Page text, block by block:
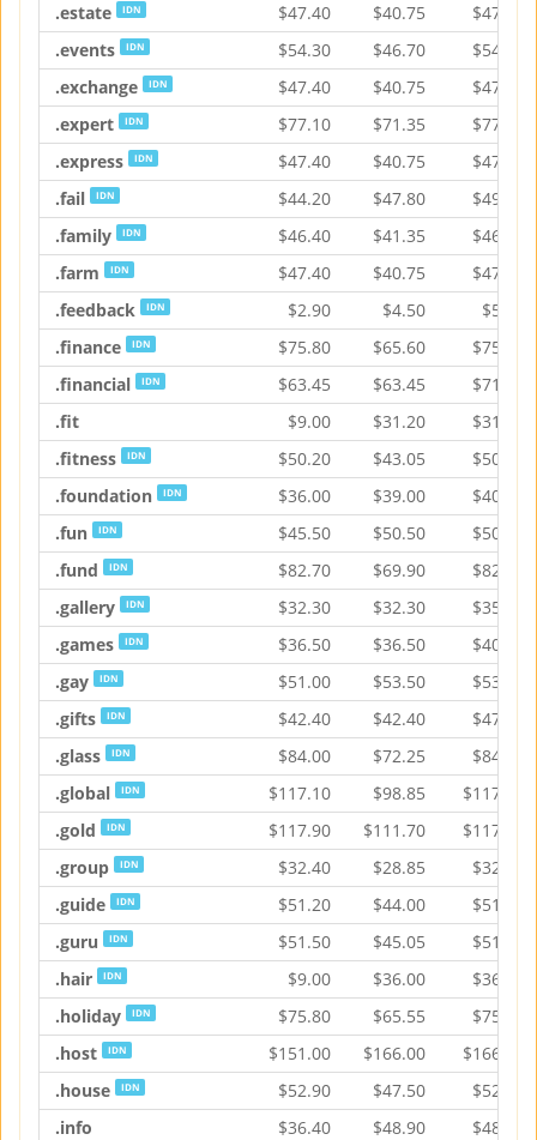
.estate
IDN $47.40 $40.75 $47.40
.events
IDN $54.30 $46.70 $54.30
.exchange
IDN $47.40 $40.75 $47.40
.expert
IDN $77.10 $71.35 $77.10
.express
IDN $47.40 $40.75 $47.40
.fail
IDN $44.20 $47.80 $49.10
.family
IDN $46.40 $41.35 $46.50
.farm
IDN $47.40 $40.75 $47.40
.feedback
IDN $2.90 $4.50 $5.50
.finance
IDN $75.80 $65.60 $75.80
.financial
IDN $63.45 $63.45 $71.15
.fit
$9.00 $31.20 $31.20
.fitness
IDN $50.20 $43.05 $50.20
.foundation
IDN $36.00 $39.00 $40.00
.fun
IDN $45.50 $50.50 $50.50
.fund
IDN $82.70 $69.90 $82.70
.gallery
IDN $32.30 $32.30 $35.80
.games
IDN $36.50 $36.50 $40.15
.gay
IDN $51.00 $53.50 $53.50
.gifts
IDN $42.40 $42.40 $47.30
.glass
IDN $84.00 $72.25 $84.00
.global
IDN $117.10 $98.85 $117.10
.gold
IDN $117.90 $111.70 $117.90
.group
IDN $32.40 $28.85 $32.60
.guide
IDN $51.20 $44.00 $51.20
.guru
IDN $51.50 $45.05 $51.50
.hair
IDN $9.00 $36.00 $36.00
.holiday
IDN $75.80 $65.55 $75.80
.host
IDN $151.00 $166.00 $166.00
.house
IDN $52.90 $47.50 $52.90
.info
$36.40 $48.90 $48.90